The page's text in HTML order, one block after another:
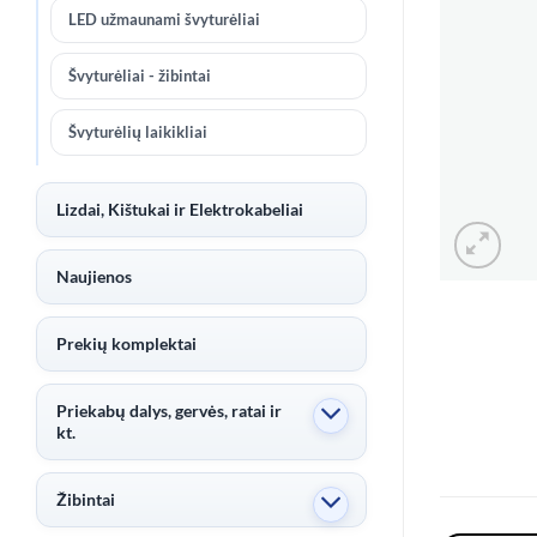
LED užmaunami švyturėliai
Švyturėliai - žibintai
Švyturėlių laikikliai
Lizdai, Kištukai ir Elektrokabeliai
Naujienos
Prekių komplektai
Priekabų dalys, gervės, ratai ir
kt.
Žibintai